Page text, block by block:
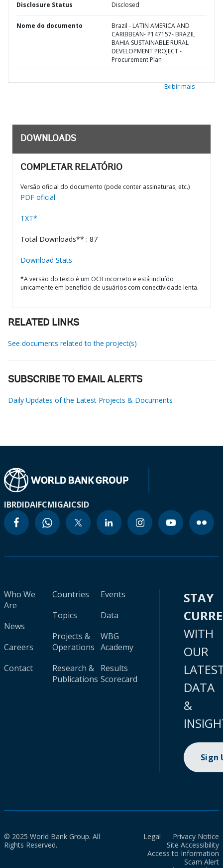
Disclosure Status Disclosed
Nome do documento
Brazil - LATIN AMERICA AND
CARIBBEAN- P147157- BRAZIL
BAHIA SUSTAINABLE RURAL
DEVELOPMENT PROJECT -
Procurement Plan
Exibir mais
DOWNLOADS
COMPLETAR RELATÓRIO
Versão oficial do documento (pode conter assinaturas, etc.)
PDF oficial
TXT*
Total Downloads** : 87
Download Stats
*A versão do texto é um OCR incorreto e está incluído
unicamente em benefício de usuários com conectividade lenta.
RELATED LINKS
See documents related to the project(s)
SUBSCRIBE TO EMAIL ALERTS
Daily Updates of the Latest Projects & Documents
IBRDIDAIFCMIGAICSID
Who We
Are
News
Careers
Contact
Countries
Topics
Projects &
Operations
Research &
Publications
Events
Data
WBG
Academy
Results
Scorecard
STAY
WITH
OUR
DATA
&
Sign
© 2025 World Bank Group. All
Rights Reserved.
Legal
Privacy Notice
Site Accessibility
Access to Information
Scam Alert